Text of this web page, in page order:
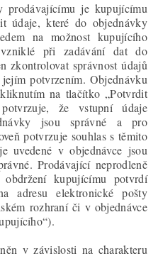
prodávajícímu je kupujícímu
údaje, které do objednávky
na možnost kupujícího
při zadávání dat do
zkontrolovat správnost údajů
potvrzením. Objednávku
na tlačítko „Potvrdit
že vstupní údaje
jsou správné a pro
potvrzuje souhlas s těmito
uvedené v objednávce jsou
Prodávající neprodleně
kupujícímu potvrdí
adresu elektronické pošty
rozhraní či v objednávce
v závislosti na charakteru